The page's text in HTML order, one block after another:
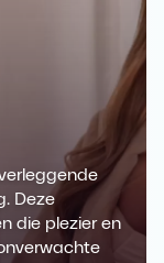
Download
Download
Deze
die plezier en